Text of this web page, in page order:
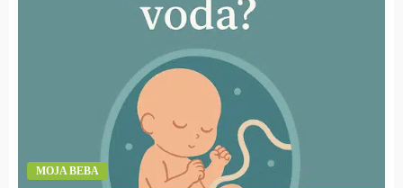
MOJA BEBA